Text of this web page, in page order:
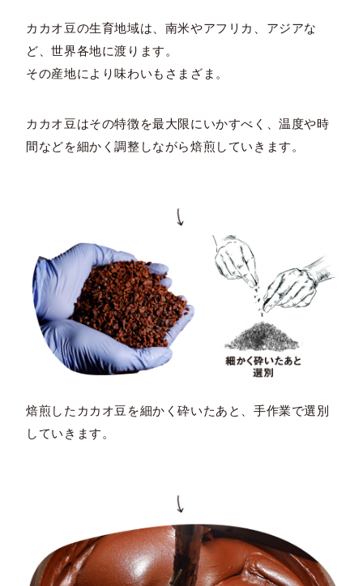
カカオ豆の生育地域は、南米やアフリカ、アジアな
ど、世界各地に渡ります。
その産地により味わいもさまざま。
カカオ豆はその特徴を最大限にいかすべく、温度や時
間などを細かく調整しながら焙煎していきます。
焙煎したカカオ豆を細かく砕いたあと、手作業で選別
していきます。